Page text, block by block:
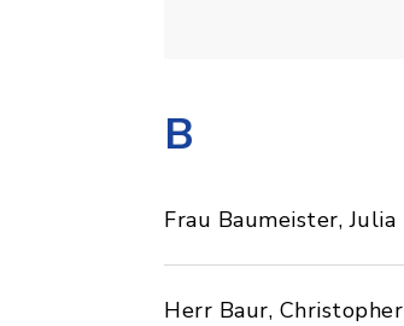
B
Frau Baumeister, Julia
Herr Baur, Christopher